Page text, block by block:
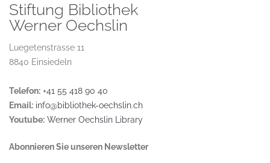
Stiftung Bibliothek
Werner Oechslin
Luegetenstrasse 11
8840 Einsiedeln
Telefon: +41 55 418 90 40
Email: info@bibliothek-oechslin.ch
Youtube: Werner Oechslin Library
Abonnieren Sie unseren Newsletter